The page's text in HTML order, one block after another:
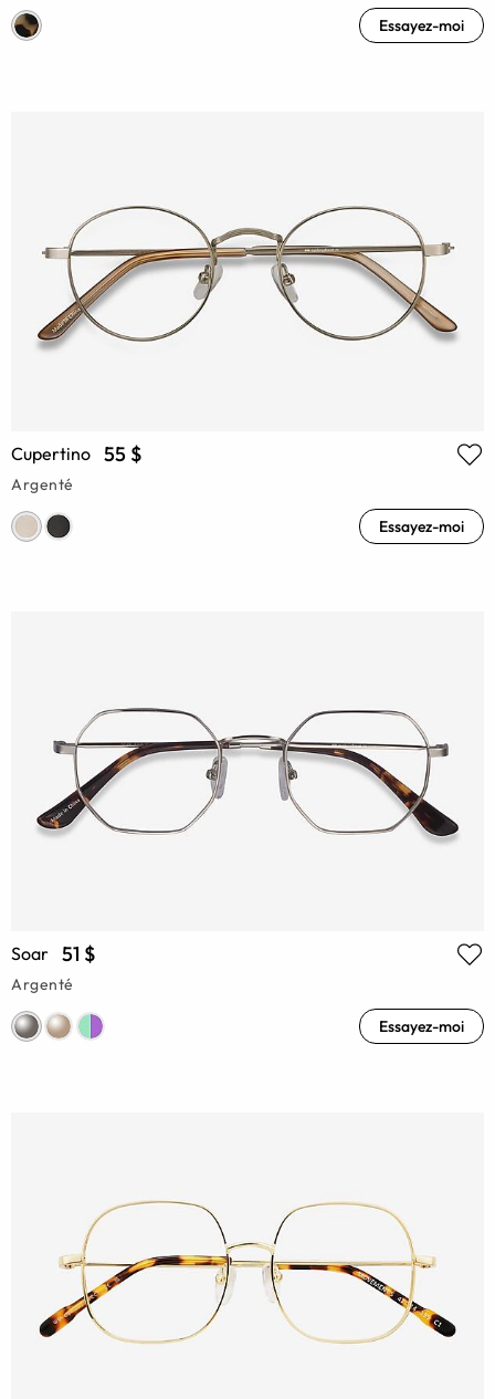
Essayez-moi
Cupertino 55 $
Argenté
Essayez-moi
Soar 51 $
Argenté
Essayez-moi